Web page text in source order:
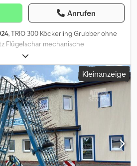
Anrufen
, TRIO 300 Köckerling Grubber ohne
Flügelschar mechanische
R Hlofx Aa Teck Hy.Einschub
Beleuchtung Nachstriegel
Kleinanzeige